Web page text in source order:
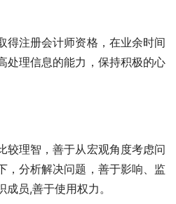
注册会计师资格，在业余时间
处理信息的能力，保持积极的心
理智，善于从宏观角度考虑问
，分析解决问题，善于影响、监
成员,善于使用权力。